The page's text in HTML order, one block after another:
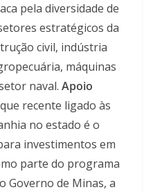
pela diversidade de
estratégicos da
civil, indústria
máquinas
naval. Apoio
recente ligado às
no estado é o
investimentos em
parte do programa
Governo de Minas, a